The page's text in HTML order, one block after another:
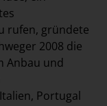
rufen, gründete
2008 die
Anbau und
Portugal